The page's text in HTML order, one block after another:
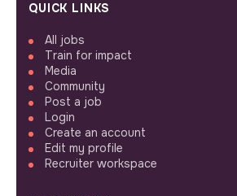
QUICK LINKS
All jobs
Train for impact
Media
Community
Post a job
Login
Create an account
Edit my profile
Recruiter workspace